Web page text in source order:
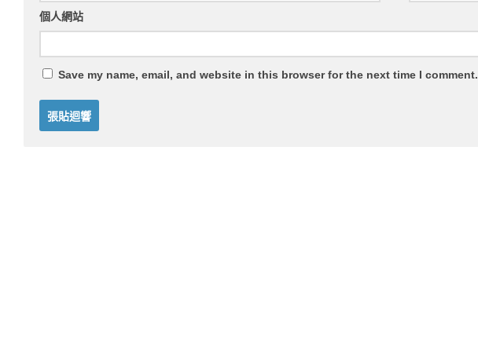
個人網站
Save my name, email, and website in this browser for the next time I comment.